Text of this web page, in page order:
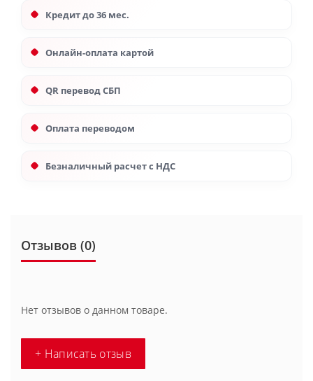
Кредит до 36 мес.
Онлайн-оплата картой
QR перевод СБП
Оплата переводом
Безналичный расчет с НДС
Отзывов (0)
Нет отзывов о данном товаре.
+ Написать отзыв